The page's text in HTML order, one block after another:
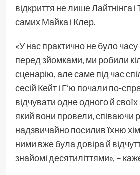
відкриття не лише Лайтнінга і
самих Майка і Клер.
«У нас практично не було часу
перед зйомками, ми робили
сценарію, але саме під час
сесій Кейт і Г’ю почали по-
відчувати одне одного й
який вони провели, співаючи
надзвичайно посилив їхню
ними вже була довіра й
знайомі десятиліттями», –